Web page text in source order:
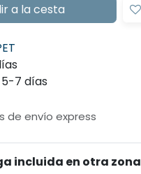
a la cesta
5-7 días
de envío express
incluida en otra zona